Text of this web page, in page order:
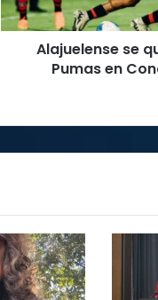
Concachampions
Alajuelense se
Pumas en